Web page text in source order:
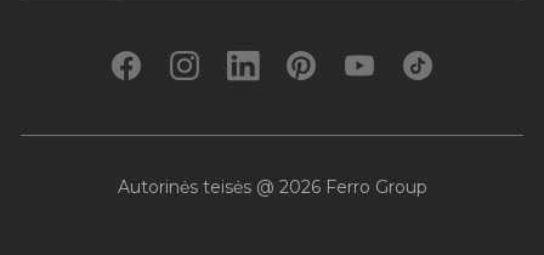
Autorinės teisės @ 2026 Ferro Group